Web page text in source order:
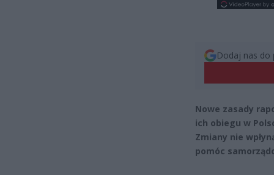
Dodaj nas do
Nowe zasady
ich obiegu w
Zmiany nie
pomóc